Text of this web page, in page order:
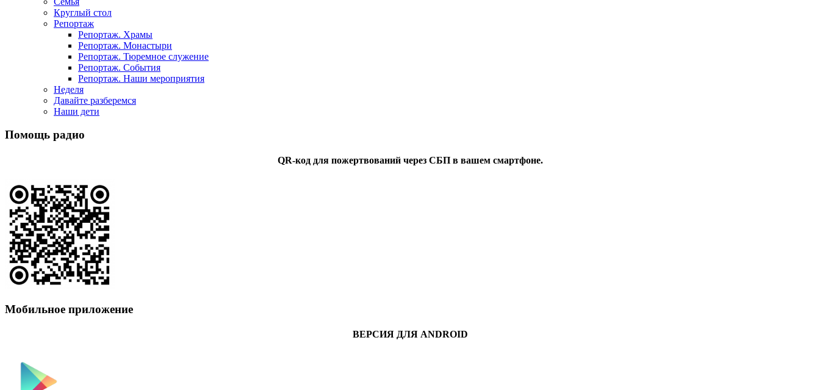
Круглый стол
Репортаж
Репортаж. Храмы
Репортаж. Монастыри
Репортаж. Тюремное служение
Репортаж. События
Репортаж. Наши мероприятия
Неделя
Давайте разберемся
Наши дети
Помощь радио
QR-код для пожертвований через СБП в вашем смартфоне.
Мобильное приложение
ВЕРСИЯ ДЛЯ ANDROID